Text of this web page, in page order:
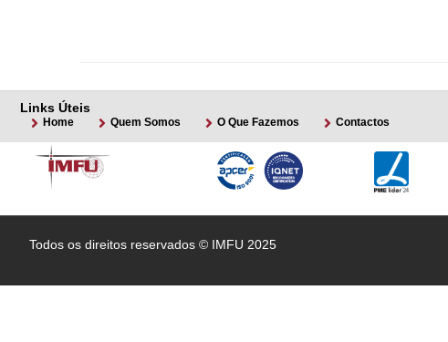
Links Úteis
Home Quem Somos O Que Fazemos Contactos
Todos os direitos reservados © IMFU 2025